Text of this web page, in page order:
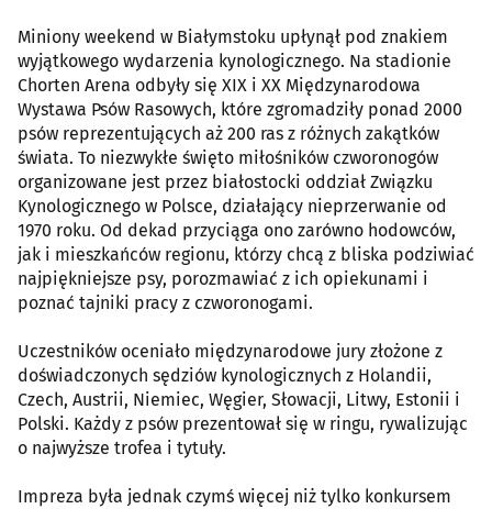
Miniony weekend w Białymstoku upłynął pod znakiem
wyjątkowego wydarzenia kynologicznego. Na stadionie
Chorten Arena odbyły się XIX i XX Międzynarodowa
Wystawa Psów Rasowych, które zgromadziły ponad 2000
psów reprezentujących aż 200 ras z różnych zakątków
świata. To niezwykłe święto miłośników czworonogów
organizowane jest przez białostocki oddział Związku
Kynologicznego w Polsce, działający nieprzerwanie od
1970 roku. Od dekad przyciąga ono zarówno hodowców,
jak i mieszkańców regionu, którzy chcą z bliska podziwiać
najpiękniejsze psy, porozmawiać z ich opiekunami i
poznać tajniki pracy z czworonogami.
Uczestników oceniało międzynarodowe jury złożone z
doświadczonych sędziów kynologicznych z Holandii,
Czech, Austrii, Niemiec, Węgier, Słowacji, Litwy, Estonii i
Polski. Każdy z psów prezentował się w ringu, rywalizując
o najwyższe trofea i tytuły.
Impreza była jednak czymś więcej niż tylko konkursem